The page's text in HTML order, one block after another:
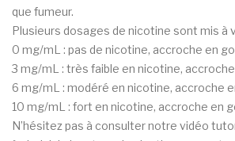
que fumeur.
Plusieurs dosages de nicotine sont mis à
0 mg/mL : pas de nicotine, accroche en
3 mg/mL : très faible en nicotine,
6 mg/mL : modéré en nicotine, accroche
10 mg/mL : fort en nicotine, accroche en
N’hésitez pas à consulter notre vidéo